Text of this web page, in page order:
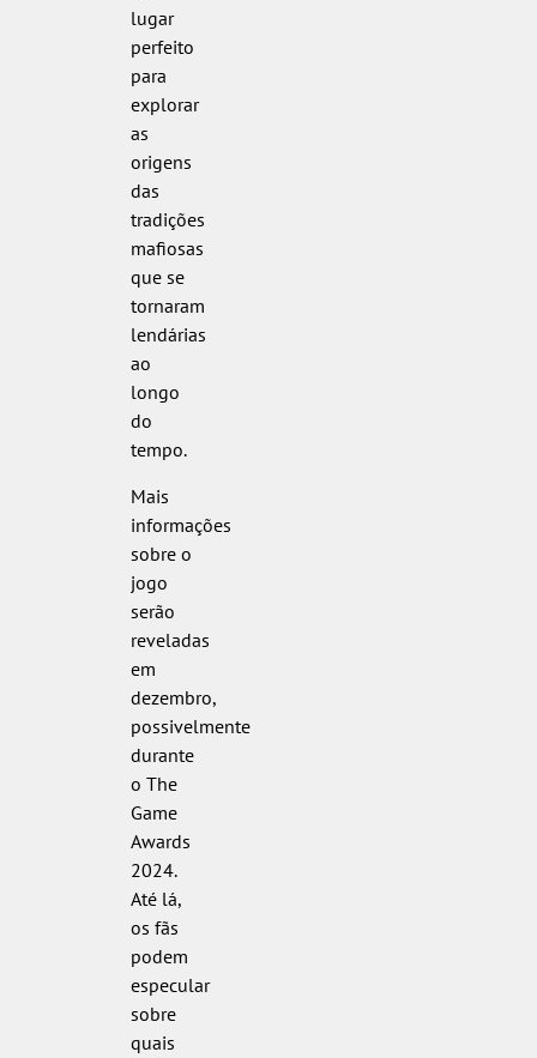
lugar
perfeito
para
explorar
as
origens
das
tradições
mafiosas
que se
tornaram
lendárias
ao
longo
do
tempo.
Mais
informações
sobre o
jogo
serão
reveladas
em
dezembro,
possivelmente
durante
o The
Game
Awards
2024.
Até lá,
os fãs
podem
especular
sobre
quais